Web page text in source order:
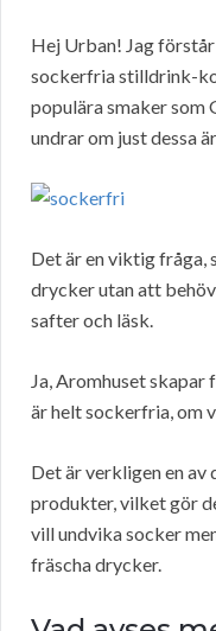
Hej Urban! Jag
sockerfria stilldrink-
populära smaker som
undrar om just dessa
Det är en viktig fråga,
drycker utan att
safter och läsk.
Ja, Aromhuset
är helt sockerfria, om
Det är verkligen en av
produkter, vilket gör
vill undvika socker
fräscha drycker.